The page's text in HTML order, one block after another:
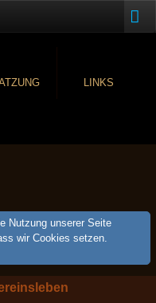
LINKS
Nutzung unserer Seite
wir Cookies setzen.